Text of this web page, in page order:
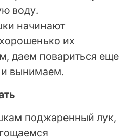
воду.
начинают
их
даем повариться еще
вынимаем.
поджаренный лук,